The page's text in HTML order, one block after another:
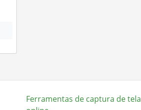
Ferramentas de captura de tela